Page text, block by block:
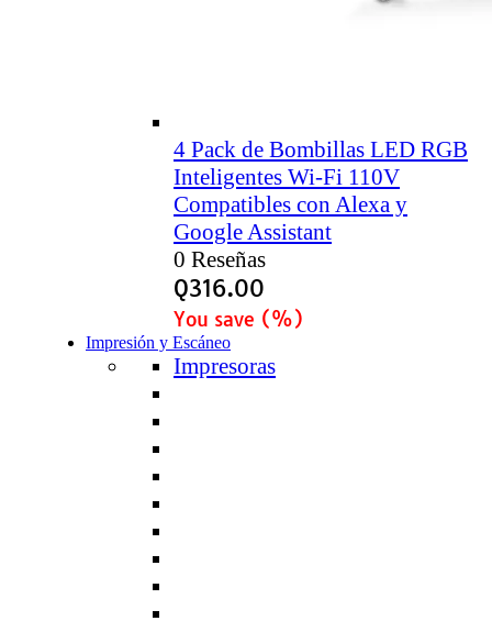
4 Pack de Bombillas LED RGB
Inteligentes Wi-Fi 110V
Compatibles con Alexa y
Google Assistant
0 Reseñas
Q316.00
You save (%)
Impresión y Escáneo
Impresoras